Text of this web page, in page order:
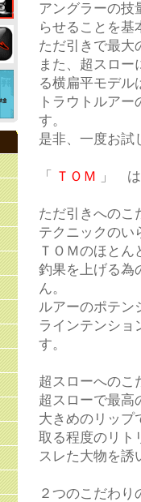
アングラーの技
らせることを基
ただ引きで最大
また、超スロ
る横扁平モデル
トラウトルア
す。
是非、一度お試
「 ＴＯＭ 」
ただ引きへのこ
テクニックのい
ＴＯＭのほと
釣果を上げる為
ん。
ルアーのポテン
ラインテンショ
す。
超スローへのこ
超スローで最高
大きめのリップ
取る程度のリト
スレた大物を誘
２つのこだわり